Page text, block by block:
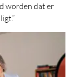
worden dat er